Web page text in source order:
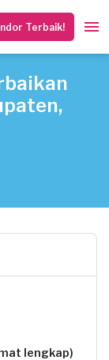
Terbaik!
lengkap)